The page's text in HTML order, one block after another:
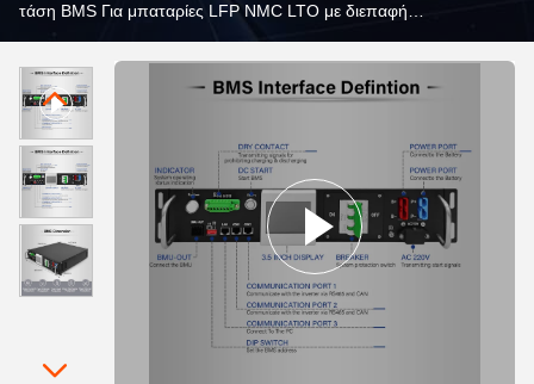
τάση BMS Για μπαταρίες LFP NMC LTO με διεπαφή